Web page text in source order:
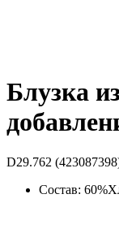
Блузка
D29.762
Состав: